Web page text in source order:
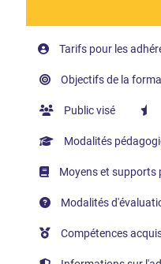
Tarifs pour les
Objectifs de la
Public visé
Modalités
Moyens et supports
Modalités
Compétences